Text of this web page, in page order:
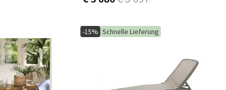
-15% Schnelle Lieferung